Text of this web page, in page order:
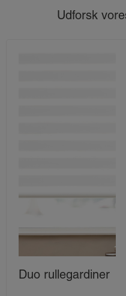
Udforsk
Duo rullegardiner